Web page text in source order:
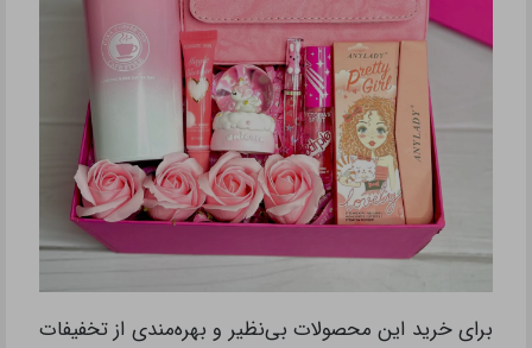
برای خرید این محصولات بی‌نظیر و بهره‌مندی از تخفیفات